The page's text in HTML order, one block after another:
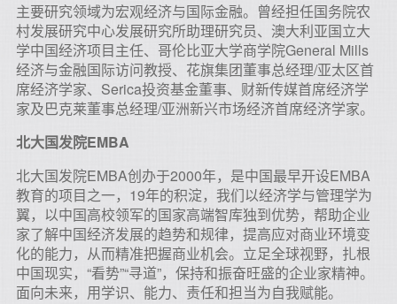
主要研究领域为宏观经济与国际金融。曾经担任国务院农
村发展研究中心发展研究所助理研究员、澳大利亚国立大
学中国经济项目主任、哥伦比亚大学商学院General Mills
经济与金融国际访问教授、花旗集团董事总经理/亚太区首
席经济学家、Serica投资基金董事、财新传媒首席经济学
家及巴克莱董事总经理/亚洲新兴市场经济首席经济学家。
北大国发院EMBA
北大国发院EMBA创办于2000年，是中国最早开设EMBA
教育的项目之一，19年的积淀，我们以经济学与管理学为
翼，以中国高校领军的国家高端智库独到优势，帮助企业
家了解中国经济发展的趋势和规律，提高应对商业环境变
化的能力，从而精准把握商业机会。立足全球视野，扎根
中国现实，“看势”“寻道”，保持和振奋旺盛的企业家精神。
面向未来，用学识、能力、责任和担当为自我赋能。